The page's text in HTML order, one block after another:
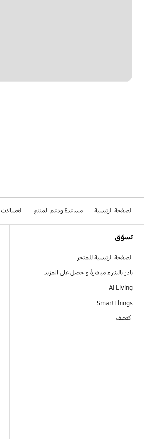
الصفحة الرئيسية مساعدة ودعم المنتج الغسالات
تسوّق
الصفحة الرئيسية للمتجر
بادر بالشراء مباشرةً واحصل على المزيد
AI Living
SmartThings
اكتشف